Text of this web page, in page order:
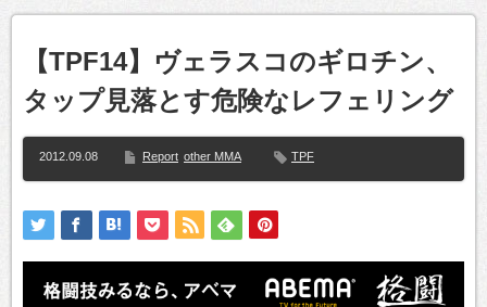
【TPF14】ヴェラスコのギロチン、
タップ見落とす危険なレフェリング
2012.09.08 Report other MMA TPF